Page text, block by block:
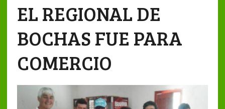
EL REGIONAL DE
BOCHAS FUE PARA
COMERCIO